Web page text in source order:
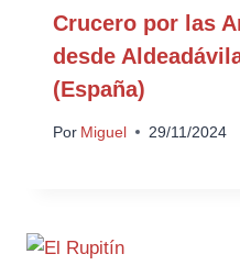
Crucero por las
desde
(España)
Por Miguel 29/11/2024